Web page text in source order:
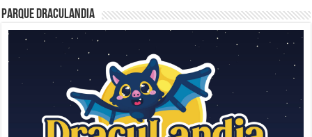
Parque Draculandia